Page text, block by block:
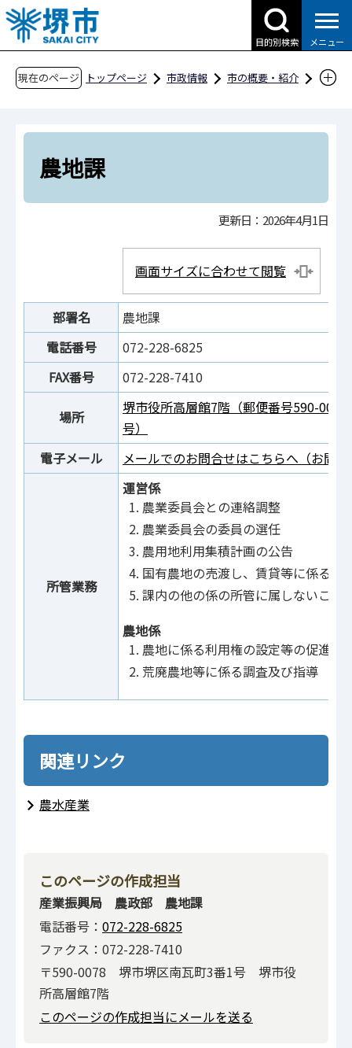
こ
の
ペ
目的別検索 メニュー
現在のページ トップページ 市政情報
市の概要・紹介
産業振興局
農政部 農地課
農地課
更新日：2026年4月1日
画面サイズに合わせて閲覧
部署名
農地課
電話番号
072-228-6825
FAX番号
072-228-7410
場所
堺市役所高層館7階（郵便番号590-
号）
電子メール
メールでのお問合せはこちらへ（お問
所管業務
運営係
農業委員会との連絡調整
農業委員会の委員の選任
農用地利用集積計画の公告
国有農地の売渡し、賃貸等に係る徴
課内の他の係の所管に属しないこと
農地係
農地に係る利用権の設定等の促進
荒廃農地等に係る調査及び指導
関連リンク
農水産業
このページの作成担当
産業振興局 農政部 農地課
電話番号： 072-228-6825
ファクス：072-228-7410
〒590-0078 堺市堺区南瓦町3番1号 堺市役
所高層館7階
このページの作成担当にメールを送る